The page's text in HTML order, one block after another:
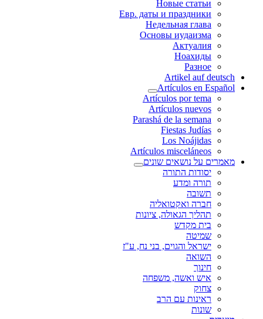
Новые статьи
Евр. даты и праздники
Недельная глава
Основы иудаизма
Актуалия
Ноахиды
Разное
Artikel auf deutsch
Artículos en Español
Artículos por tema
Artículos nuevos
Parashá de la semana
Fiestas Judías
Los Noájidas
Artículos misceláneos
מאמרים על נושאים שונים
יסודות התורה
תורה ומדע
תשובה
חברה ואקטואליה
תהליך הגאולה, ציונות
בית מקדש
שמיטה
ישראל והגוים, בני נח, ע"ז
השואה
חינוך
איש ואשה, משפחה
צחוק
ראינות עם הרב
שונות